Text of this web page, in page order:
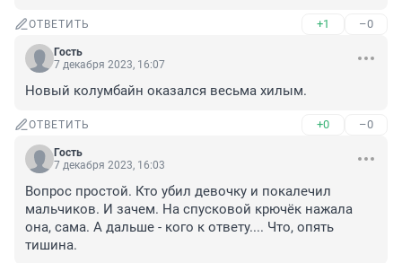
ОТВЕТИТЬ +1 –0
Гость
7 декабря 2023, 16:07
Новый колумбайн оказался весьма хилым.
ОТВЕТИТЬ +0 –0
Гость
7 декабря 2023, 16:03
Вопрос простой. Кто убил девочку и покалечил
мальчиков. И зачем. На спусковой крючёк нажала
она, сама. А дальше - кого к ответу.... Что, опять
тишина.